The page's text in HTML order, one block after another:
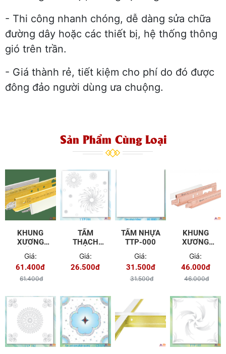
- Thi công nhanh chóng, dễ dàng sửa chữa
đường dây hoặc các thiết bị, hệ thống thông
gió trên trần.
- Giá thành rẻ, tiết kiệm cho phí do đó được
đông đảo người dùng ưa chuộng.
Sản Phẩm Cùng Loại
KHUNG
XƯƠNG
TƯỜNG
Giá:
61.400đ
61.400đ
TẤM
THẠCH
101
Giá:
26.500đ
TẤM NHỰA
TTP-000
Giá:
31.500đ
31.500đ
KHUNG
XƯƠNG
(HIỆP VĨNH
PHÚ)
Giá:
46.000đ
46.000đ